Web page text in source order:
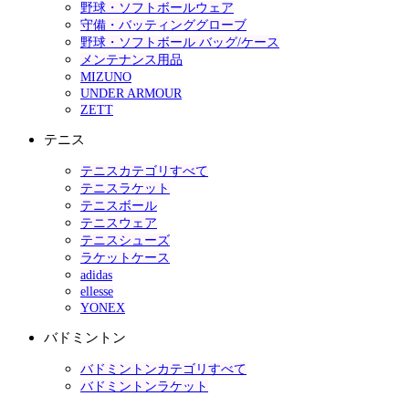
野球・ソフトボールウェア
守備・バッティンググローブ
野球・ソフトボール バッグ/ケース
メンテナンス用品
MIZUNO
UNDER ARMOUR
ZETT
テニス
テニスカテゴリすべて
テニスラケット
テニスボール
テニスウェア
テニスシューズ
ラケットケース
adidas
ellesse
YONEX
バドミントン
バドミントンカテゴリすべて
バドミントンラケット